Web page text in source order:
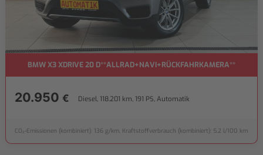
BMW X3 XDRIVE 20 D**ALLRAD+NAVI+RÜCKFAHRKAMERA**
20.950 € Diesel, 118.201 km, 191 PS, Automatik
CO₂-Emissionen (kombiniert): 136 g/km, Kraftstoffverbrauch (kombiniert): 5,2 l/100 km